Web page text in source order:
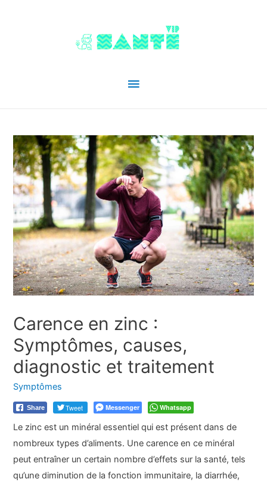
Menu
Carence en zinc :
Symptômes, causes,
diagnostic et traitement
Symptômes
Share Tweet Messenger Whatsapp
Le zinc est un minéral essentiel qui est présent dans de
nombreux types d’aliments. Une carence en ce minéral
peut entraîner un certain nombre d’effets sur la santé, tels
qu’une diminution de la fonction immunitaire, la diarrhée,